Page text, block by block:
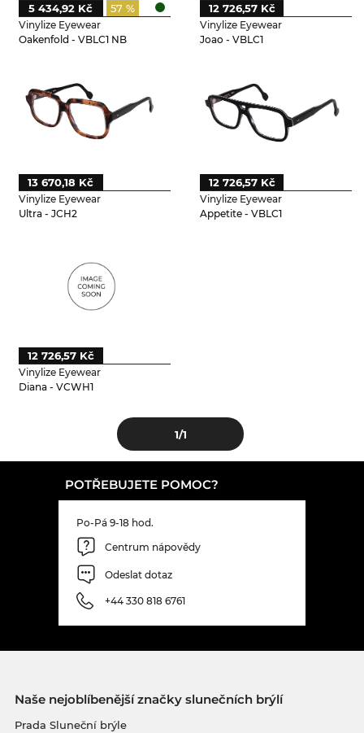
Vinylize Eyewear
Oakenfold - VBLC1 NB
57 %
5 434,92 Kč
Vinylize Eyewear
Joao - VBLC1
12 726,57 Kč
Vinylize Eyewear
Ultra - JCH2
13 670,18 Kč
Vinylize Eyewear
Appetite - VBLC1
12 726,57 Kč
Vinylize Eyewear
Diana - VCWH1
12 726,57 Kč
1/1
POTŘEBUJETE POMOC?
Po-Pá 9-18 hod.
Centrum nápovědy
Odeslat dotaz
+44 330 818 6761
Naše nejoblíbenější značky slunečních brýlí
Prada Sluneční brýle